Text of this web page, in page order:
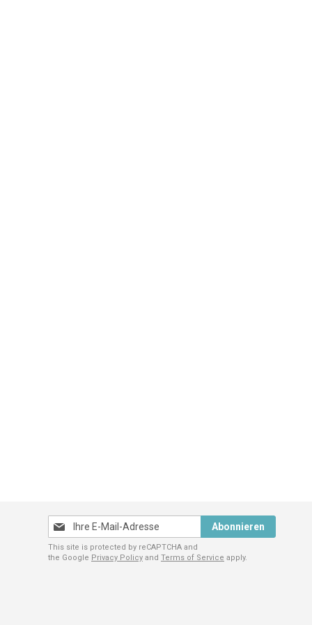
Melden
Sie
sich
für
Abonnieren
This site is protected by reCAPTCHA and
the Google Privacy Policyand Terms of Service apply.